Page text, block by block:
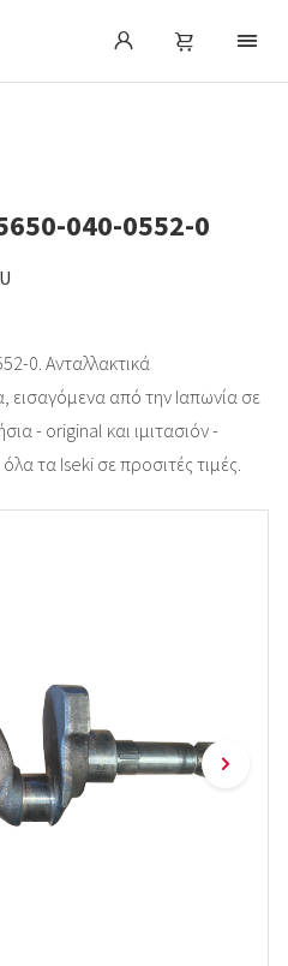
040-0552-0
0. Ανταλλακτικά
εισαγόμενα από την Ιαπωνία σε
- original και ιμιτασιόν -
τα Iseki σε προσιτές τιμές.